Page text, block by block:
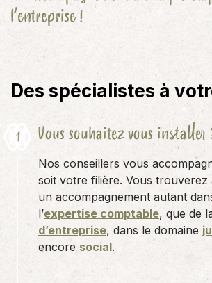
l’entreprise !
Des spécialistes à
Vous souhaitez vous installer
Nos conseillers vous
soit votre filière. Vous trouverez
un accompagnement autant
l’expertise comptable, que de
d’entreprise, dans le domaine
encore social.